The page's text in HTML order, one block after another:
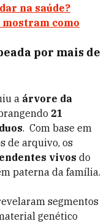
na saúde?
mostram como
por mais de
a árvore da
21
. Com base em
de arquivo, os
vivos do
paterna da família.
segmentos
genético